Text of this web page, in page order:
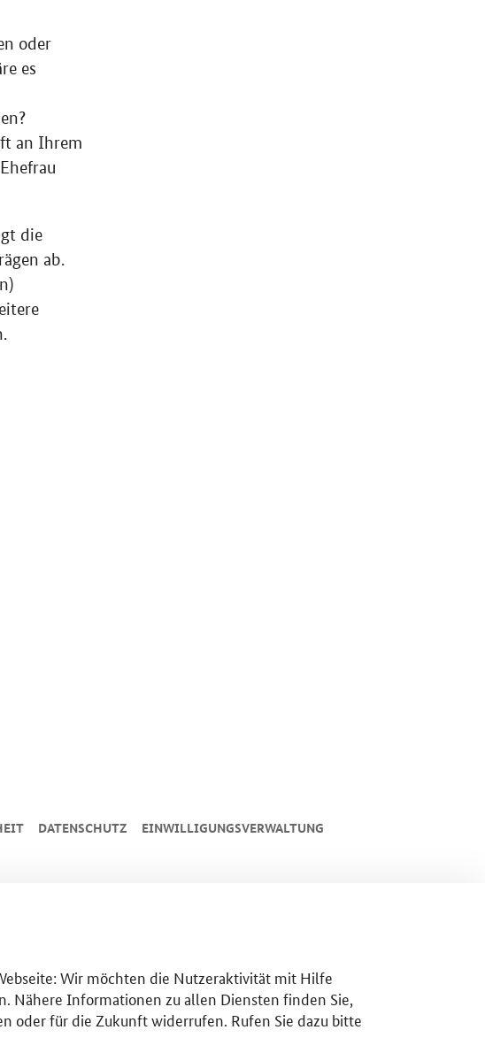
oder
es
an Ihrem
die
ab.
DATENSCHUTZ EINWILLIGUNGSVERWALTUNG
Wir möchten die Nutzeraktivität mit Hilfe
Nähere Informationen zu allen Diensten finden Sie,
oder für die Zukunft widerrufen. Rufen Sie dazu bitte